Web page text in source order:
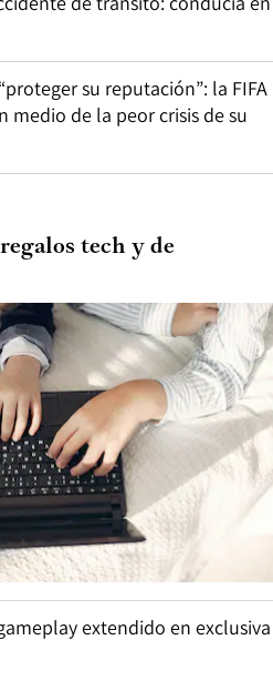
su reputación”: la FIFA
medio de la peor crisis de su
tech y de
extendido en exclusiva